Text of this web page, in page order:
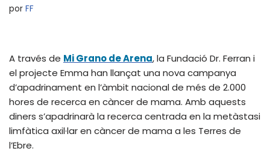
por FF
A través de Mi Grano de Arena, la Fundació Dr. Ferran i
el projecte Emma han llançat una nova campanya
d’apadrinament en l’àmbit nacional de més de 2.000
hores de recerca en càncer de mama. Amb aquests
diners s’apadrinarà la recerca centrada en la metàstasi
limfàtica axil·lar en càncer de mama a les Terres de
l’Ebre.